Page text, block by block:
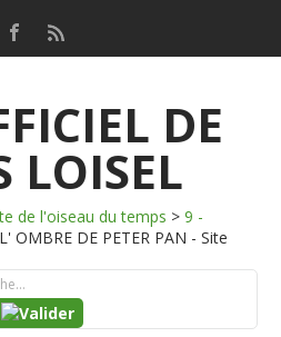
DE
LOISEL
de l'oiseau du temps > 9 -
OMBRE DE PETER PAN - Site